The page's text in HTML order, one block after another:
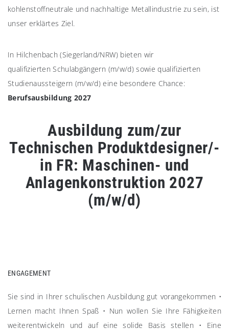
kohlenstoffneutrale und nachhaltige Metallindustrie zu sein, ist
unser erklärtes Ziel.
In Hilchenbach (Siegerland/NRW) bieten wir
qualifizierten Schulabgängern (m/w/d) sowie qualifizierten
Studienaussteigern (m/w/d) eine besondere Chance:
Berufsausbildung 2027
Ausbildung zum/zur
Technischen Produktdesigner/-
in FR: Maschinen- und
Anlagenkonstruktion 2027
(m/w/d)
ENGAGEMENT
Sie sind in Ihrer schulischen Ausbildung gut vorangekommen •
Lernen macht Ihnen Spaß • Nun wollen Sie Ihre Fähigkeiten
weiterentwickeln und auf eine solide Basis stellen • Eine